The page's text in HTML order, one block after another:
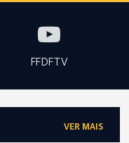
FFDFTV
VER MAIS